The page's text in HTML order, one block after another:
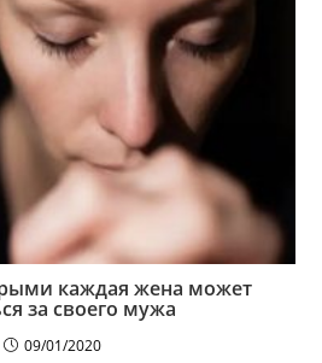
каждая жена может
за своего мужа
09/01/2020